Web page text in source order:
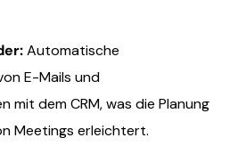
Automatische
E-Mails und
mit dem CRM, was die Planung
Meetings erleichtert.